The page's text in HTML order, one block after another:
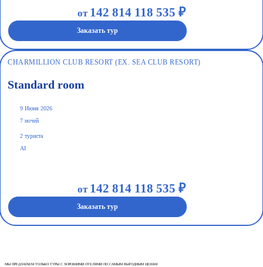
от 142 814 118 535 ₽
Заказать тур
CHARMILLION CLUB RESORT (EX. SEA CLUB RESORT)
Standard room
9 Июня 2026
7 ночей
2 туриста
AI
от 142 814 118 535 ₽
Заказать тур
МЫ ПРЕДЛАГАЕМ ТОЛЬКО ТУРЫ С ХОРОШИМИ ОТЕЛЯМИ ПО САМЫМ ВЫГОДНЫМ ЦЕНАМ